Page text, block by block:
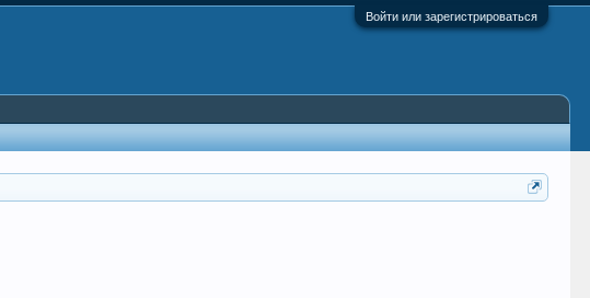
Войти или зарегистрироваться